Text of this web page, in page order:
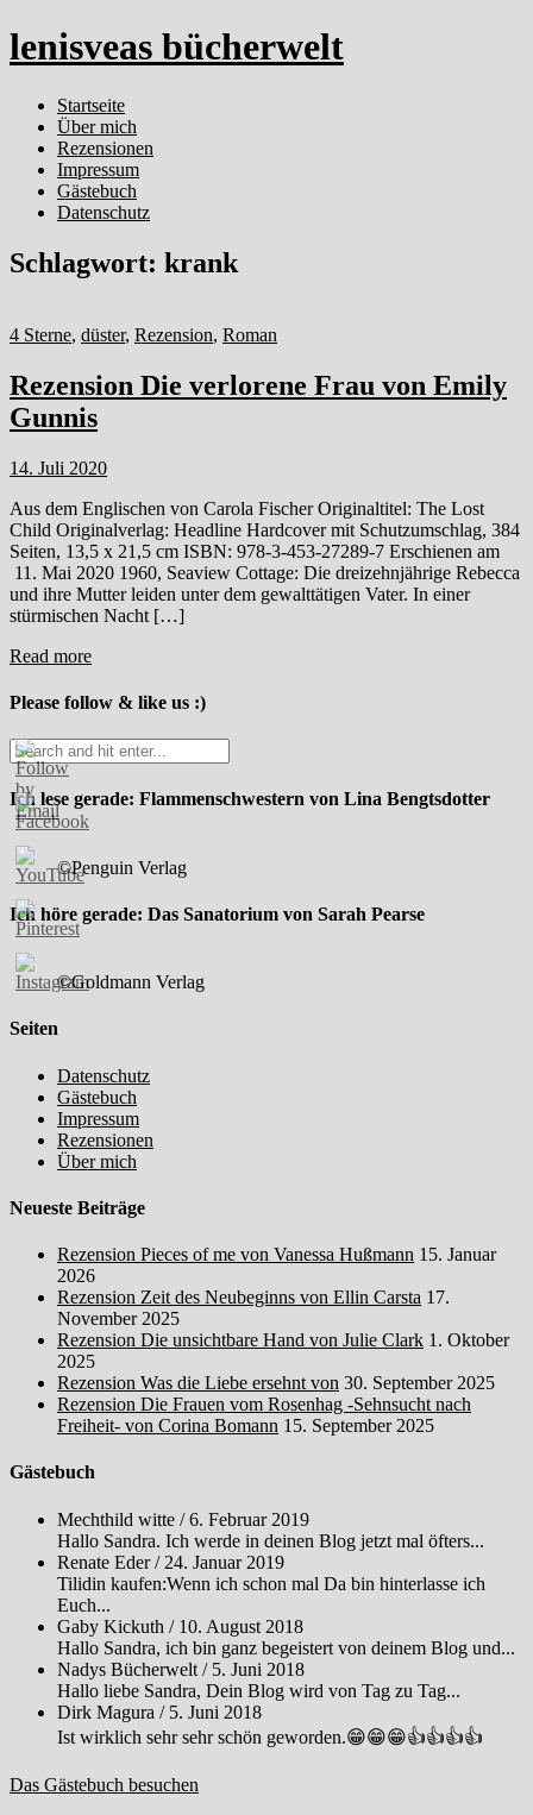
lenisveas bücherwelt
Startseite
Über mich
Rezensionen
Impressum
Gästebuch
Datenschutz
Schlagwort: krank
4 Sterne, düster, Rezension, Roman
Rezension Die verlorene Frau von Emily
Gunnis
14. Juli 2020
Aus dem Englischen von Carola Fischer Originaltitel: The Lost
Child Originalverlag: Headline Hardcover mit Schutzumschlag, 384
Seiten, 13,5 x 21,5 cm ISBN: 978-3-453-27289-7 Erschienen am
11. Mai 2020 1960, Seaview Cottage: Die dreizehnjährige Rebecca
und ihre Mutter leiden unter dem gewalttätigen Vater. In einer
stürmischen Nacht […]
Read more
Please follow & like us :)
Ich lese gerade: Flammenschwestern von Lina Bengtsdotter
©Penguin Verlag
Ich höre gerade: Das Sanatorium von Sarah Pearse
©Goldmann Verlag
Seiten
Datenschutz
Gästebuch
Impressum
Rezensionen
Über mich
Neueste Beiträge
Rezension Pieces of me von Vanessa Hußmann 15. Januar
2026
Rezension Zeit des Neubeginns von Ellin Carsta 17.
November 2025
Rezension Die unsichtbare Hand von Julie Clark 1. Oktober
2025
Rezension Was die Liebe ersehnt von 30. September 2025
Rezension Die Frauen vom Rosenhag -Sehnsucht nach
Freiheit- von Corina Bomann 15. September 2025
Gästebuch
Mechthild witte /6. Februar 2019
Hallo Sandra. Ich werde in deinen Blog jetzt mal öfters...
Renate Eder/ 24. Januar 2019
Tilidin kaufen:Wenn ich schon mal Da bin hinterlasse ich
Euch...
Gaby Kickuth / 10. August 2018
Hallo Sandra, ich bin ganz begeistert von deinem Blog und...
Nadys Bücherwelt / 5. Juni 2018
Hallo liebe Sandra, Dein Blog wird von Tag zu Tag...
Dirk Magura / 5. Juni 2018
Ist wirklich sehr sehr schön geworden.😁😁😁👍👍👍👍
Das Gästebuch besuchen